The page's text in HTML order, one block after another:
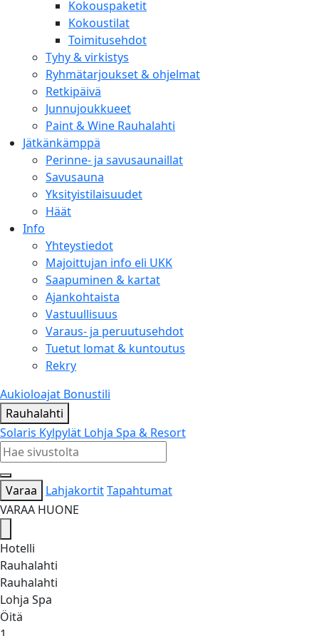
Kokouspaketit
Kokoustilat
Toimitusehdot
Tyhy & virkistys
Ryhmätarjoukset & ohjelmat
Retkipäivä
Junnujoukkueet
Paint & Wine Rauhalahti
Jätkänkämppä
Perinne- ja savusaunaillat
Savusauna
Yksityistilaisuudet
Häät
Info
Yhteystiedot
Majoittujan info eli UKK
Saapuminen & kartat
Ajankohtaista
Vastuullisuus
Varaus- ja peruutusehdot
Tuetut lomat & kuntoutus
Rekry
Aukioloajat Bonustili
Rauhalahti
Solaris Kylpylät Lohja Spa & Resort
Varaa LahjakortitTapahtumat
VARAA HUONE
Hotelli
Rauhalahti
Rauhalahti
Lohja Spa
Öitä